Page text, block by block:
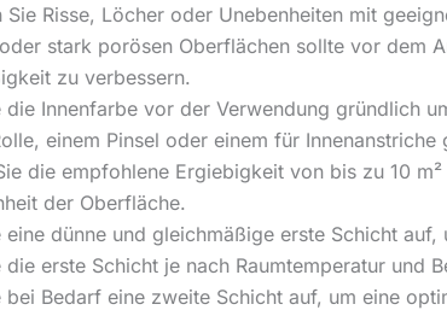
Sie Risse, Löcher oder Unebenheiten mit
stark porösen Oberflächen sollte vor dem
zu verbessern.
die Innenfarbe vor der Verwendung gründlich
einem Pinsel oder einem für
die empfohlene Ergiebigkeit von bis zu 10
der Oberfläche.
eine dünne und gleichmäßige erste Schicht
die erste Schicht je nach Raumtemperatur und
bei Bedarf eine zweite Schicht auf, um eine